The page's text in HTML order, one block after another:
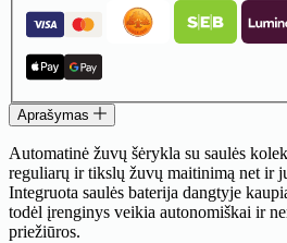
šėrykla
saulės
kolektoriumi
(12
Aprašymas
Automatinė žuvų šėrykla su saulės
reguliarų ir tikslų žuvų maitinimą net ir
Integruota saulės baterija dangtyje
todėl įrenginys veikia autonomiškai ir
priežiūros.